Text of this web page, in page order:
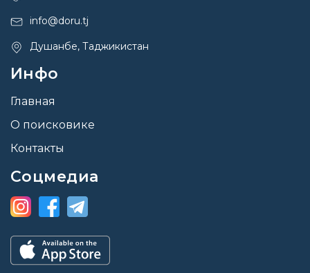
info@doru.tj
Душанбе, Таджикистан
Инфо
Главная
О поисковике
Контакты
Соцмедиа